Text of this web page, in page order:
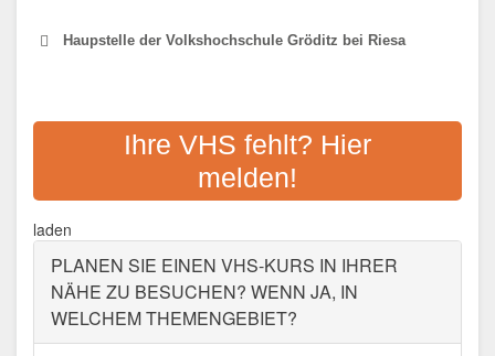
Haupstelle der Volkshochschule Gröditz bei Riesa
VOLKSHOCHSCHULE IM
LANDKREIS MEISSEN E. V.
Sidonienstraße 1a, 01445 Radebeul
Aktualisiert: August 2021
Ihre VHS fehlt? Hier
melden!
laden
PLANEN SIE EINEN VHS-KURS IN IHRER
NÄHE ZU BESUCHEN? WENN JA, IN
WELCHEM THEMENGEBIET?